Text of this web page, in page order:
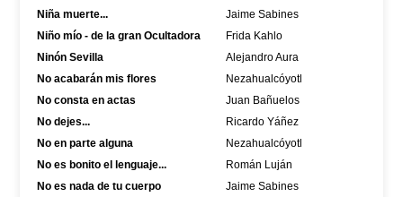
Niña muerte...
Jaime Sabines
Niño mío - de la gran Ocultadora
Frida Kahlo
Ninón Sevilla
Alejandro Aura
No acabarán mis flores
Nezahualcóyotl
No consta en actas
Juan Bañuelos
No dejes...
Ricardo Yáñez
No en parte alguna
Nezahualcóyotl
No es bonito el lenguaje...
Román Luján
No es nada de tu cuerpo
Jaime Sabines